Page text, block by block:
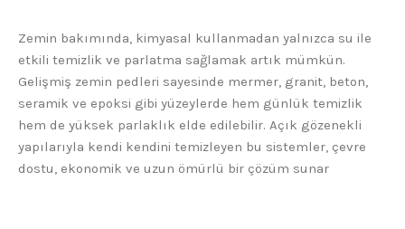
Zemin bakımında, kimyasal kullanmadan yalnızca su ile
etkili temizlik ve parlatma sağlamak artık mümkün.
Gelişmiş zemin pedleri sayesinde mermer, granit, beton,
seramik ve epoksi gibi yüzeylerde hem günlük temizlik
hem de yüksek parlaklık elde edilebilir. Açık gözenekli
yapılarıyla kendi kendini temizleyen bu sistemler, çevre
dostu, ekonomik ve uzun ömürlü bir çözüm sunar